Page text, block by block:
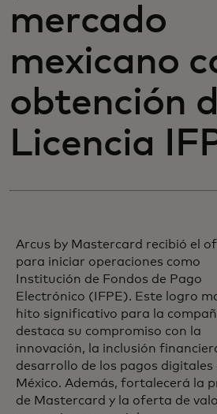
mercado
mexicano
obtención
Licencia
Arcus by Mastercard recibió el
para iniciar operaciones como
Institución de Fondos de Pago
Electrónico (IFPE). Este logro
hito significativo para la
destaca su compromiso con la
innovación, la inclusión
desarrollo de los pagos digitales
México. Además, fortalecerá la
de Mastercard y la oferta de